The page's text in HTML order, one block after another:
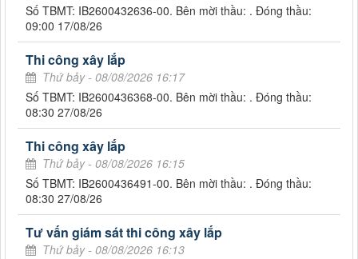
Số TBMT: IB2600432636-00. Bên mời thầu: . Đóng thầu:
09:00 17/08/26
Thi công xây lắp
Thứ bảy - 08/08/2026 16:17
Số TBMT: IB2600436368-00. Bên mời thầu: . Đóng thầu:
08:30 27/08/26
Thi công xây lắp
Thứ bảy - 08/08/2026 16:15
Số TBMT: IB2600436491-00. Bên mời thầu: . Đóng thầu:
08:30 27/08/26
Tư vấn giám sát thi công xây lắp
Thứ bảy - 08/08/2026 16:13